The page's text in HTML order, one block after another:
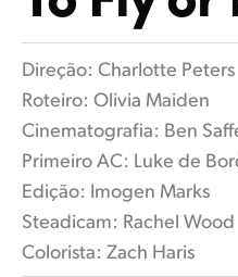
Especificações
Finland
France
Hong Kong SAR, China
Italy
Flamenco Night
Direção: Charlotte Peters
Roteiro: Olivia Maiden
Cinematografia: Ben
Primeiro AC: Luke de
Edição: Imogen Marks
Steadicam: Rachel Wood
Colorista: Zach Haris